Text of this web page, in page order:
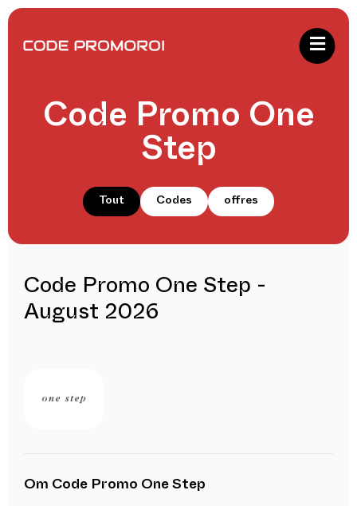
Code Promo One
Step
Tout Codes offres
Code Promo One Step -
August 2026
Om Code Promo One Step